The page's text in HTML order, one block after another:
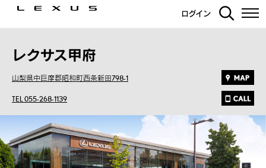
ログイン
レクサス甲府
山梨県中巨摩郡昭和町西条新田798-1
TEL 055-268-1139